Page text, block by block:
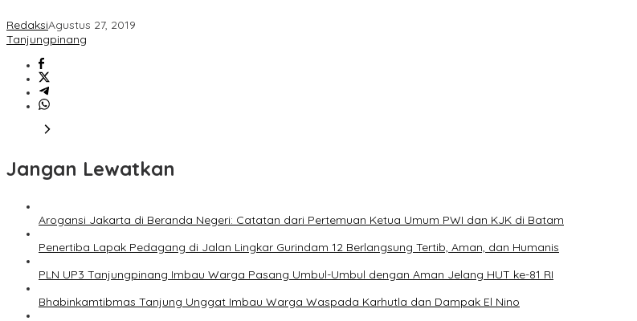
RedaksiAgustus 27, 2019
Tanjungpinang
Jangan Lewatkan
Arogansi Jakarta di Beranda Negeri: Catatan dari Pertemuan Ketua Umum PWI dan KJK di Batam
Penertiba Lapak Pedagang di Jalan Lingkar Gurindam 12 Berlangsung Tertib, Aman, dan Humanis
PLN UP3 Tanjungpinang Imbau Warga Pasang Umbul-Umbul dengan Aman Jelang HUT ke-81 RI
Bhabinkamtibmas Tanjung Unggat Imbau Warga Waspada Karhutla dan Dampak El Nino